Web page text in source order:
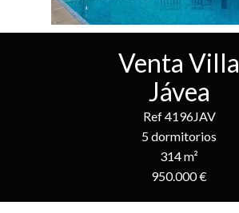
Venta Villa
Jávea
Ref 4196JAV
5 dormitorios
314 m²
950.000 €